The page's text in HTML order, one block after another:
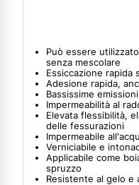
Può essere
senza mescolare
Essiccazione rapida
Adesione rapida,
Bassissime emissioni
Impermeabilità al
Elevata flessibilità,
delle fessurazioni
Impermeabile
Verniciabile e
Applicabile come
spruzzo
Resistente al gelo e